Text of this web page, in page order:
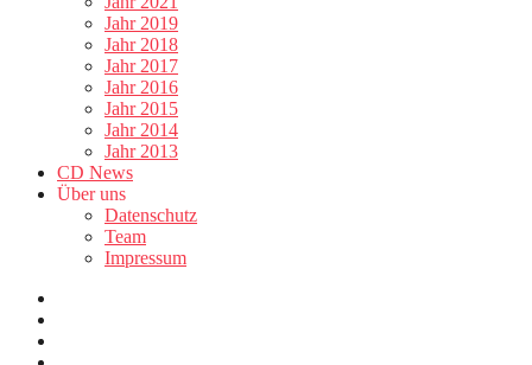
Jahr 2019
Jahr 2018
Jahr 2017
Jahr 2016
Jahr 2015
Jahr 2014
Jahr 2013
CD News
Über uns
Datenschutz
Team
Impressum